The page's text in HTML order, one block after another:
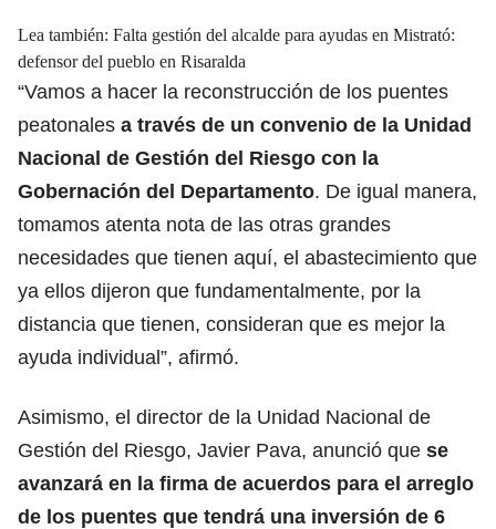
Lea también: Falta gestión del alcalde para ayudas en Mistrató:
defensor del pueblo en Risaralda
“Vamos a hacer la reconstrucción de los puentes
peatonales a través de un convenio de la Unidad
Nacional de Gestión del Riesgo con la
Gobernación del Departamento. De igual manera,
tomamos atenta nota de las otras grandes
necesidades que tienen aquí, el abastecimiento que
ya ellos dijeron que fundamentalmente, por la
distancia que tienen, consideran que es mejor la
ayuda individual”, afirmó.
Asimismo, el director de la Unidad Nacional de
Gestión del Riesgo, Javier Pava, anunció que se
avanzará en la firma de acuerdos para el arreglo
de los puentes que tendrá una inversión de 6